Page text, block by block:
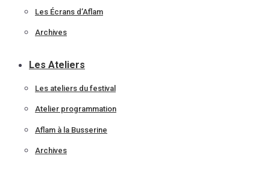
Les Écrans d’Aflam
Archives
Les Ateliers
Les ateliers du festival
Atelier programmation
Aflam à la Busserine
Archives